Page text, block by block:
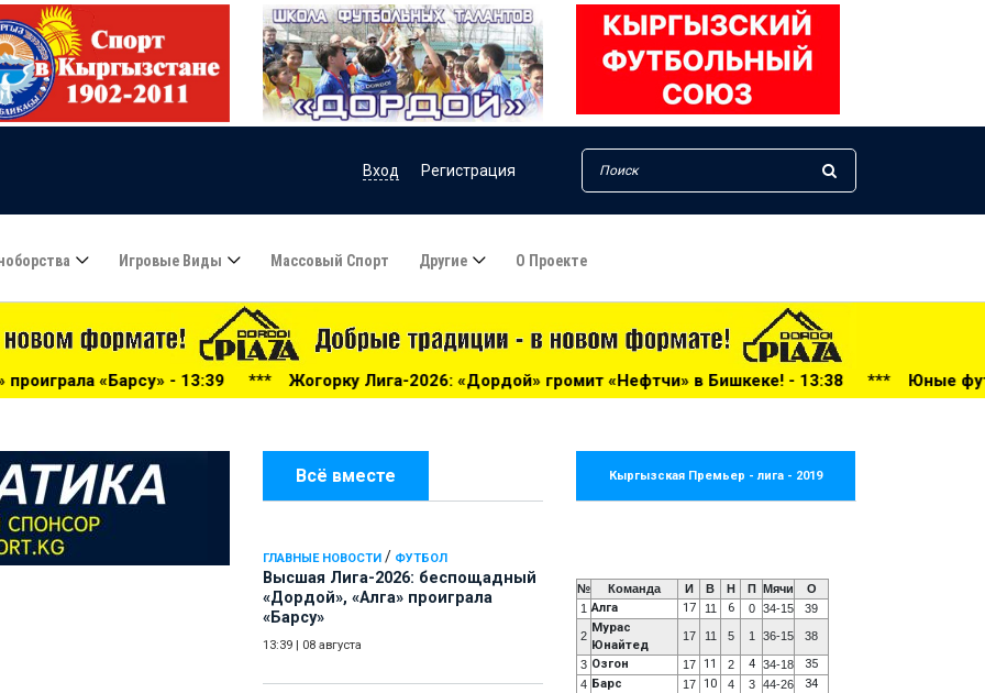
Вход Регистрация
Игровые Виды Массовый Спорт Другие О Проекте
13:39 ***Жогорку Лига-2026: «Дордой» громит «Нефтчи» в Бишкеке! - 13:38 ***Юные футболисты из Оша
Всё вместе
ГЛАВНЫЕ НОВОСТИ / ФУТБОЛ
Высшая Лига-2026: беспощадный
«Дордой», «Алга» проиграла
«Барсу»
13:39 08 августа
Кыргызская Премьер - лига - 2019
№ Команда И В Н П Мячи
О
1 Алга 17 11 6 0 34-15 39
2
Мурас
Юнайтед
17 11 5 1 36-15 38
3 Озгон 17 11 2 4 34-18 35
4 Барс 17 10 4 3 44-26 34